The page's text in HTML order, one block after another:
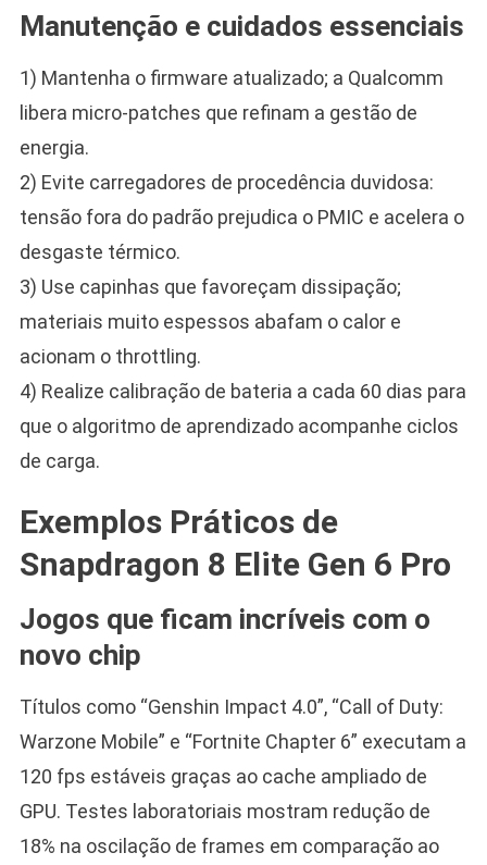
Manutenção e cuidados essenciais
1) Mantenha o firmware atualizado; a Qualcomm
libera micro-patches que refinam a gestão de
energia.
2) Evite carregadores de procedência duvidosa:
tensão fora do padrão prejudica o PMIC e acelera o
desgaste térmico.
3) Use capinhas que favoreçam dissipação;
materiais muito espessos abafam o calor e
acionam o throttling.
4) Realize calibração de bateria a cada 60 dias para
que o algoritmo de aprendizado acompanhe ciclos
de carga.
Exemplos Práticos de
Snapdragon 8 Elite Gen 6 Pro
Jogos que ficam incríveis com o
novo chip
Títulos como “Genshin Impact 4.0”, “Call of Duty:
Warzone Mobile” e “Fortnite Chapter 6” executam a
120 fps estáveis graças ao cache ampliado de
GPU. Testes laboratoriais mostram redução de
18% na oscilação de frames em comparação ao